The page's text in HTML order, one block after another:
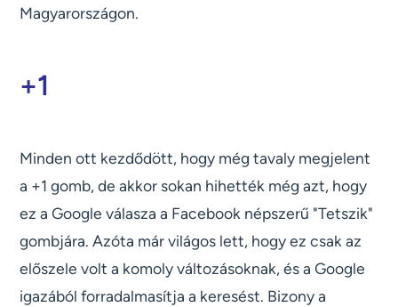
Magyarországon.
+1
Minden ott kezdődött, hogy még tavaly megjelent
a +1 gomb, de akkor sokan hihették még azt, hogy
ez a Google válasza a Facebook népszerű "Tetszik"
gombjára. Azóta már világos lett, hogy ez csak az
előszele volt a komoly változásoknak, és a Google
igazából forradalmasítja a keresést. Bizony a